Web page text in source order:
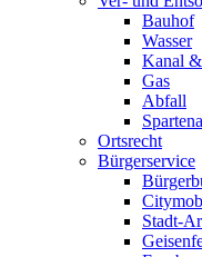
Bauhof
Wasser
Kanal
Gas
Abfall
Ortsrecht
Bürgerservice
Stadt-